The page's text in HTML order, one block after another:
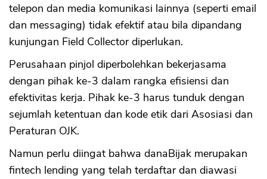
telepon dan media komunikasi lainnya (seperti email
dan messaging) tidak efektif atau bila dipandang
kunjungan Field Collector diperlukan.
Perusahaan pinjol diperbolehkan bekerjasama
dengan pihak ke-3 dalam rangka efisiensi dan
efektivitas kerja. Pihak ke-3 harus tunduk dengan
sejumlah ketentuan dan kode etik dari Asosiasi dan
Peraturan OJK.
Namun perlu diingat bahwa danaBijak merupakan
fintech lending yang telah terdaftar dan diawasi